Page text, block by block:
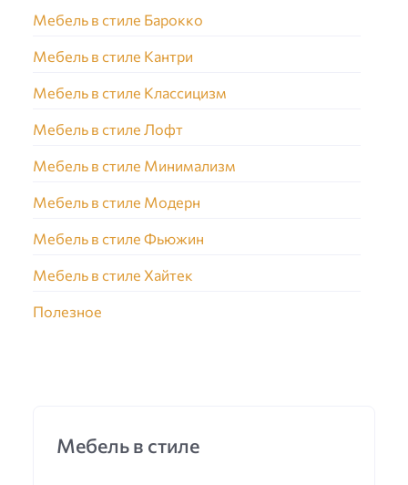
Мебель в стиле Барокко
Мебель в стиле Кантри
Мебель в стиле Классицизм
Мебель в стиле Лофт
Мебель в стиле Минимализм
Мебель в стиле Модерн
Мебель в стиле Фьюжин
Мебель в стиле Хайтек
Полезное
Мебель в стиле